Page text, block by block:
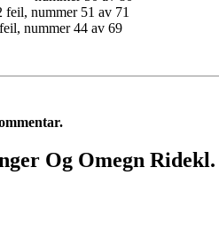
nummer 51 av 71
nummer 44 av 69
Og Omegn Ridekl.